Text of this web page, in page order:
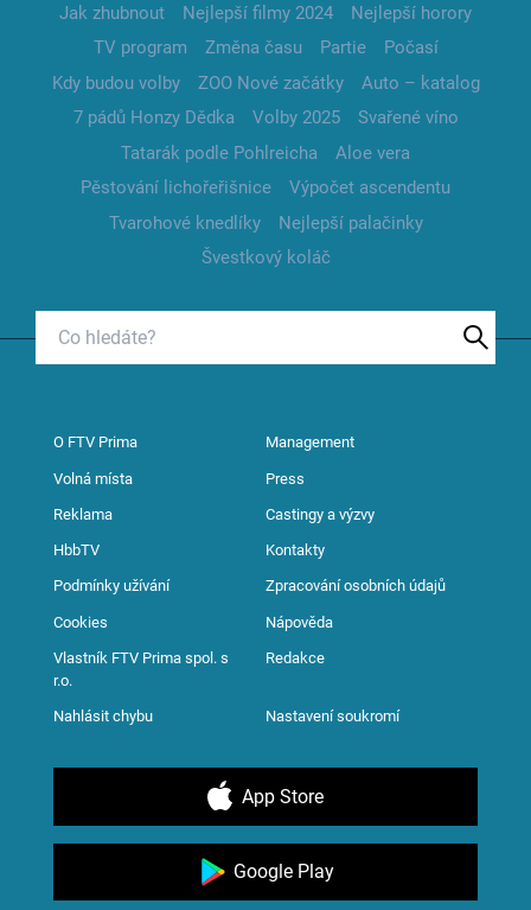
Jak zhubnout Nejlepší filmy 2024
Nejlepší horory
TV program
Změna času Partie
Počasí
Kdy budou volby
ZOO Nové začátky
Auto – katalog
7 pádů Honzy Dědka
Volby 2025
Svařené víno
Tatarák podle Pohlreicha
Aloe vera
Pěstování lichořeřišnice
Výpočet ascendentu
Tvarohové knedlíky
Nejlepší palačinky
Švestkový koláč
O FTV Prima Management
Volná místa Press
Reklama Castingy a výzvy
HbbTV Kontakty
Podmínky užívání Zpracování osobních údajů
Cookies Nápověda
Vlastník FTV Prima spol. s
r.o.
Redakce
Nahlásit chybu Nastavení soukromí
App Store
Google Play